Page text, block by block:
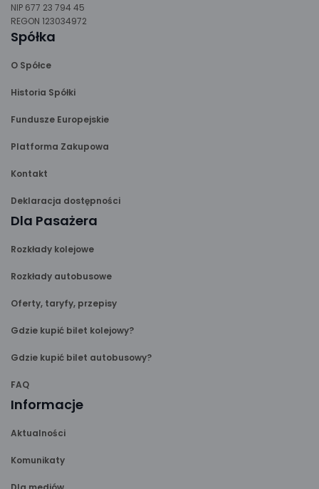
NIP 677 23 794 45
REGON 123034972
Spółka
O Spółce
Historia Spółki
Fundusze Europejskie
Platforma Zakupowa
Kontakt
Deklaracja dostępności
Dla Pasażera
Rozkłady kolejowe
Rozkłady autobusowe
Oferty, taryfy, przepisy
Gdzie kupić bilet kolejowy?
Gdzie kupić bilet autobusowy?
FAQ
Informacje
Aktualności
Komunikaty